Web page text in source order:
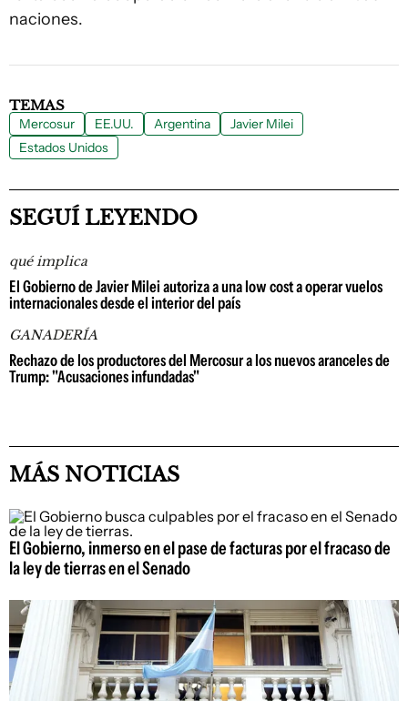
naciones.
TEMAS
Mercosur EE.UU. Argentina
Javier Milei
Estados Unidos
SEGUÍ LEYENDO
qué implica
El Gobierno de Javier Milei autoriza a una low cost a operar vuelos
internacionales desde el interior del país
GANADERÍA
Rechazo de los productores del Mercosur a los nuevos aranceles de
Trump: "Acusaciones infundadas"
MÁS NOTICIAS
El Gobierno, inmerso en el pase de facturas por el fracaso de
la ley de tierras en el Senado